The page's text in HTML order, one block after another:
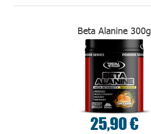
Beta Alanine 300g
25,90 €